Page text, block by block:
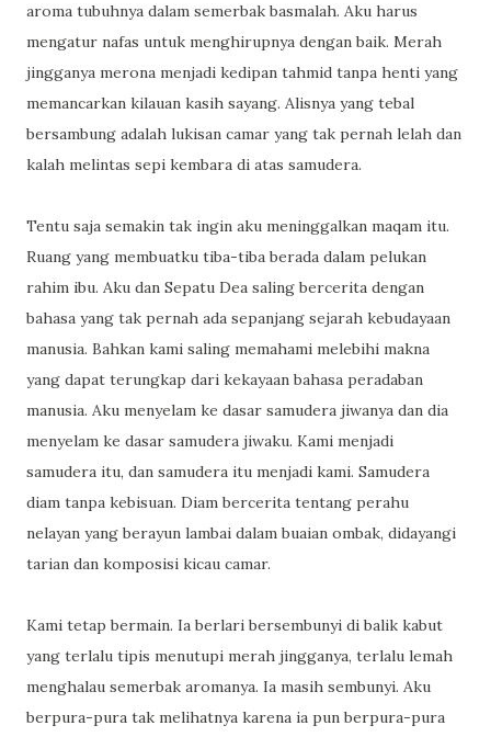
aroma tubuhnya dalam semerbak basmalah. Aku harus
mengatur nafas untuk menghirupnya dengan baik. Merah
jingganya merona menjadi kedipan tahmid tanpa henti yang
memancarkan kilauan kasih sayang. Alisnya yang tebal
bersambung adalah lukisan camar yang tak pernah lelah dan
kalah melintas sepi kembara di atas samudera.
Tentu saja semakin tak ingin aku meninggalkan maqam itu.
Ruang yang membuatku tiba-tiba berada dalam pelukan
rahim ibu. Aku dan Sepatu Dea saling bercerita dengan
bahasa yang tak pernah ada sepanjang sejarah kebudayaan
manusia. Bahkan kami saling memahami melebihi makna
yang dapat terungkap dari kekayaan bahasa peradaban
manusia. Aku menyelam ke dasar samudera jiwanya dan dia
menyelam ke dasar samudera jiwaku. Kami menjadi
samudera itu, dan samudera itu menjadi kami. Samudera
diam tanpa kebisuan. Diam bercerita tentang perahu
nelayan yang berayun lambai dalam buaian ombak, didayangi
tarian dan komposisi kicau camar.
Kami tetap bermain. Ia berlari bersembunyi di balik kabut
yang terlalu tipis menutupi merah jingganya, terlalu lemah
menghalau semerbak aromanya. Ia masih sembunyi. Aku
berpura-pura tak melihatnya karena ia pun berpura-pura